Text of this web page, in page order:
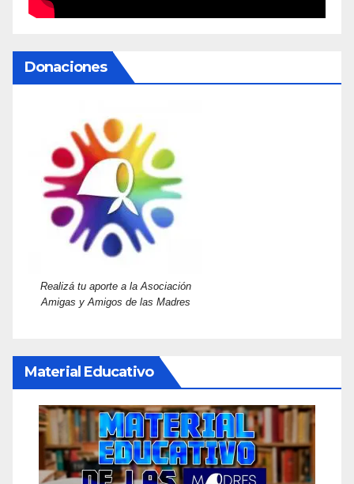
Donaciones
Realizá tu aporte a la Asociación
Amigas y Amigos de las Madres
Material Educativo